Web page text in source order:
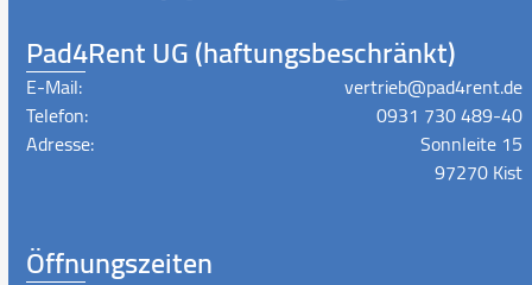
Pad4Rent UG (haftungsbeschränkt)
E-Mail:
vertrieb@pad4rent.de
Telefon:
0931 730 489-40
Adresse:
Sonnleite 15
97270 Kist
Öffnungszeiten